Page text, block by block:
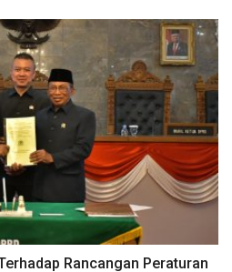
Rancangan Peraturan